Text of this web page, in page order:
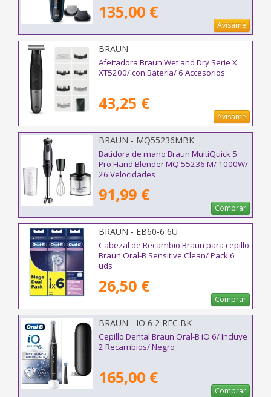
135,00 €
Avísame
BRAUN -
Afeitadora Braun Wet and Dry Serie X
XT5200/ con Batería/ 6 Accesorios
43,25 €
Avísame
BRAUN - MQ55236MBK
Batidora de mano Braun MultiQuick 5
Pro Hand Blender MQ 55236 M/ 1000W/
26 Velocidades
91,99 €
Comprar
BRAUN - EB60-6 6U
Cabezal de Recambio Braun para cepillo
Braun Oral-B Sensitive Clean/ Pack 6
uds
26,50 €
Comprar
BRAUN - IO 6 2 REC BK
Cepillo Dental Braun Oral-B iO 6/ Incluye
2 Recambios/ Negro
165,00 €
Comprar